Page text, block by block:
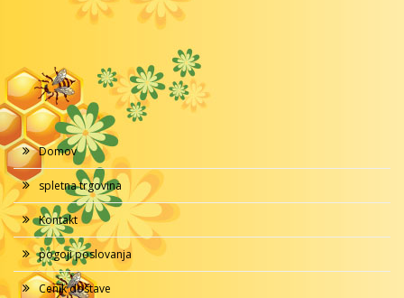
Domov
spletna trgovina
Kontakt
pogoji poslovanja
Cenik dostave